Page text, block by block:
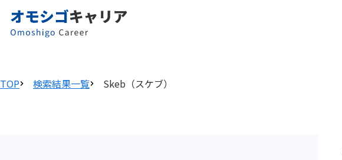
TOP 検索結果一覧 Skeb（スケブ）